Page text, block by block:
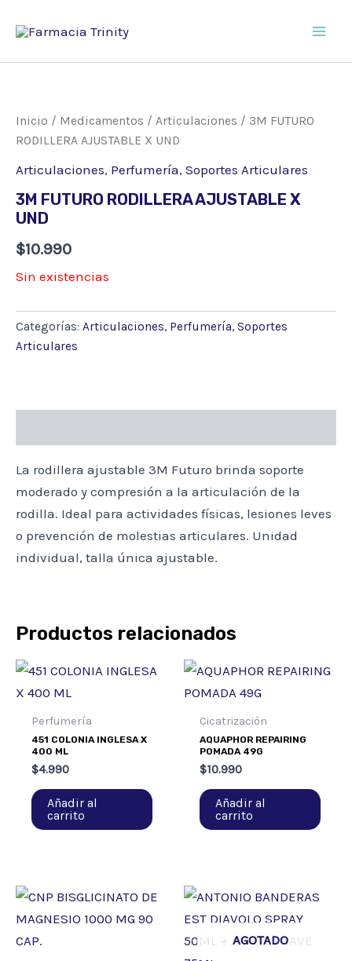
Inicio / Medicamentos / Articulaciones / 3M FUTURO
RODILLERA AJUSTABLE X UND
Articulaciones, Perfumería, Soportes Articulares
3M FUTURO RODILLERA AJUSTABLE X
UND
$10.990
Sin existencias
Categorías: Articulaciones, Perfumería, Soportes
Articulares
La rodillera ajustable 3M Futuro brinda soporte
moderado y compresión a la articulación de la
rodilla. Ideal para actividades físicas, lesiones leves
o prevención de molestias articulares. Unidad
individual, talla única ajustable.
Productos relacionados
Perfumería
451 COLONIA INGLESA X
400 ML
$4.990
Añadir al
carrito
Cicatrización
AQUAPHOR REPAIRING
POMADA 49G
$10.990
Añadir al
carrito
AGOTADO